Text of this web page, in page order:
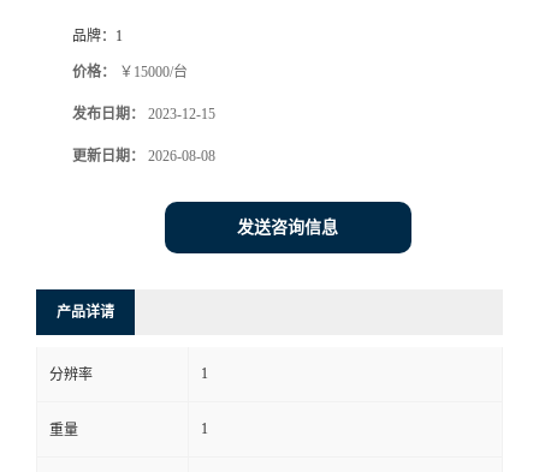
系
方
式
品牌： 1
价格： ￥15000/台
发布日期： 2023-12-15
更新日期： 2026-08-08
发送咨询信息
产品详请
分辨率 1
重量 1